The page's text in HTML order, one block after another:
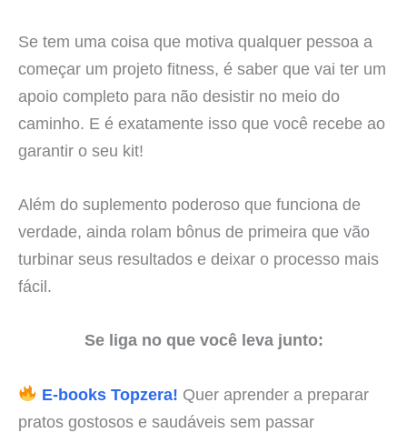
Se tem uma coisa que motiva qualquer pessoa a
começar um projeto fitness, é saber que vai ter um
apoio completo para não desistir no meio do
caminho. E é exatamente isso que você recebe ao
garantir o seu kit!
Além do suplemento poderoso que funciona de
verdade, ainda rolam bônus de primeira que vão
turbinar seus resultados e deixar o processo mais
fácil.
Se liga no que você leva junto:
E-books Topzera! Quer aprender a preparar
pratos gostosos e saudáveis sem passar